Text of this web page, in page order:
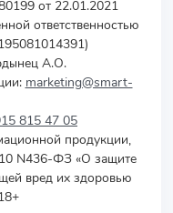
от 22.01.2021
ответственностью
А.О.
marketing@smart-
815 47 05
продукции,
N436-ФЗ «О защите
вред их здоровью